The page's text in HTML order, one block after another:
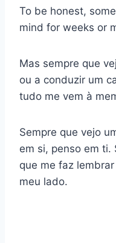
To be honest,
mind for weeks or
Mas sempre que
ou a conduzir um
tudo me vem à
Sempre que vejo
em si, penso em ti.
que me faz
meu lado.